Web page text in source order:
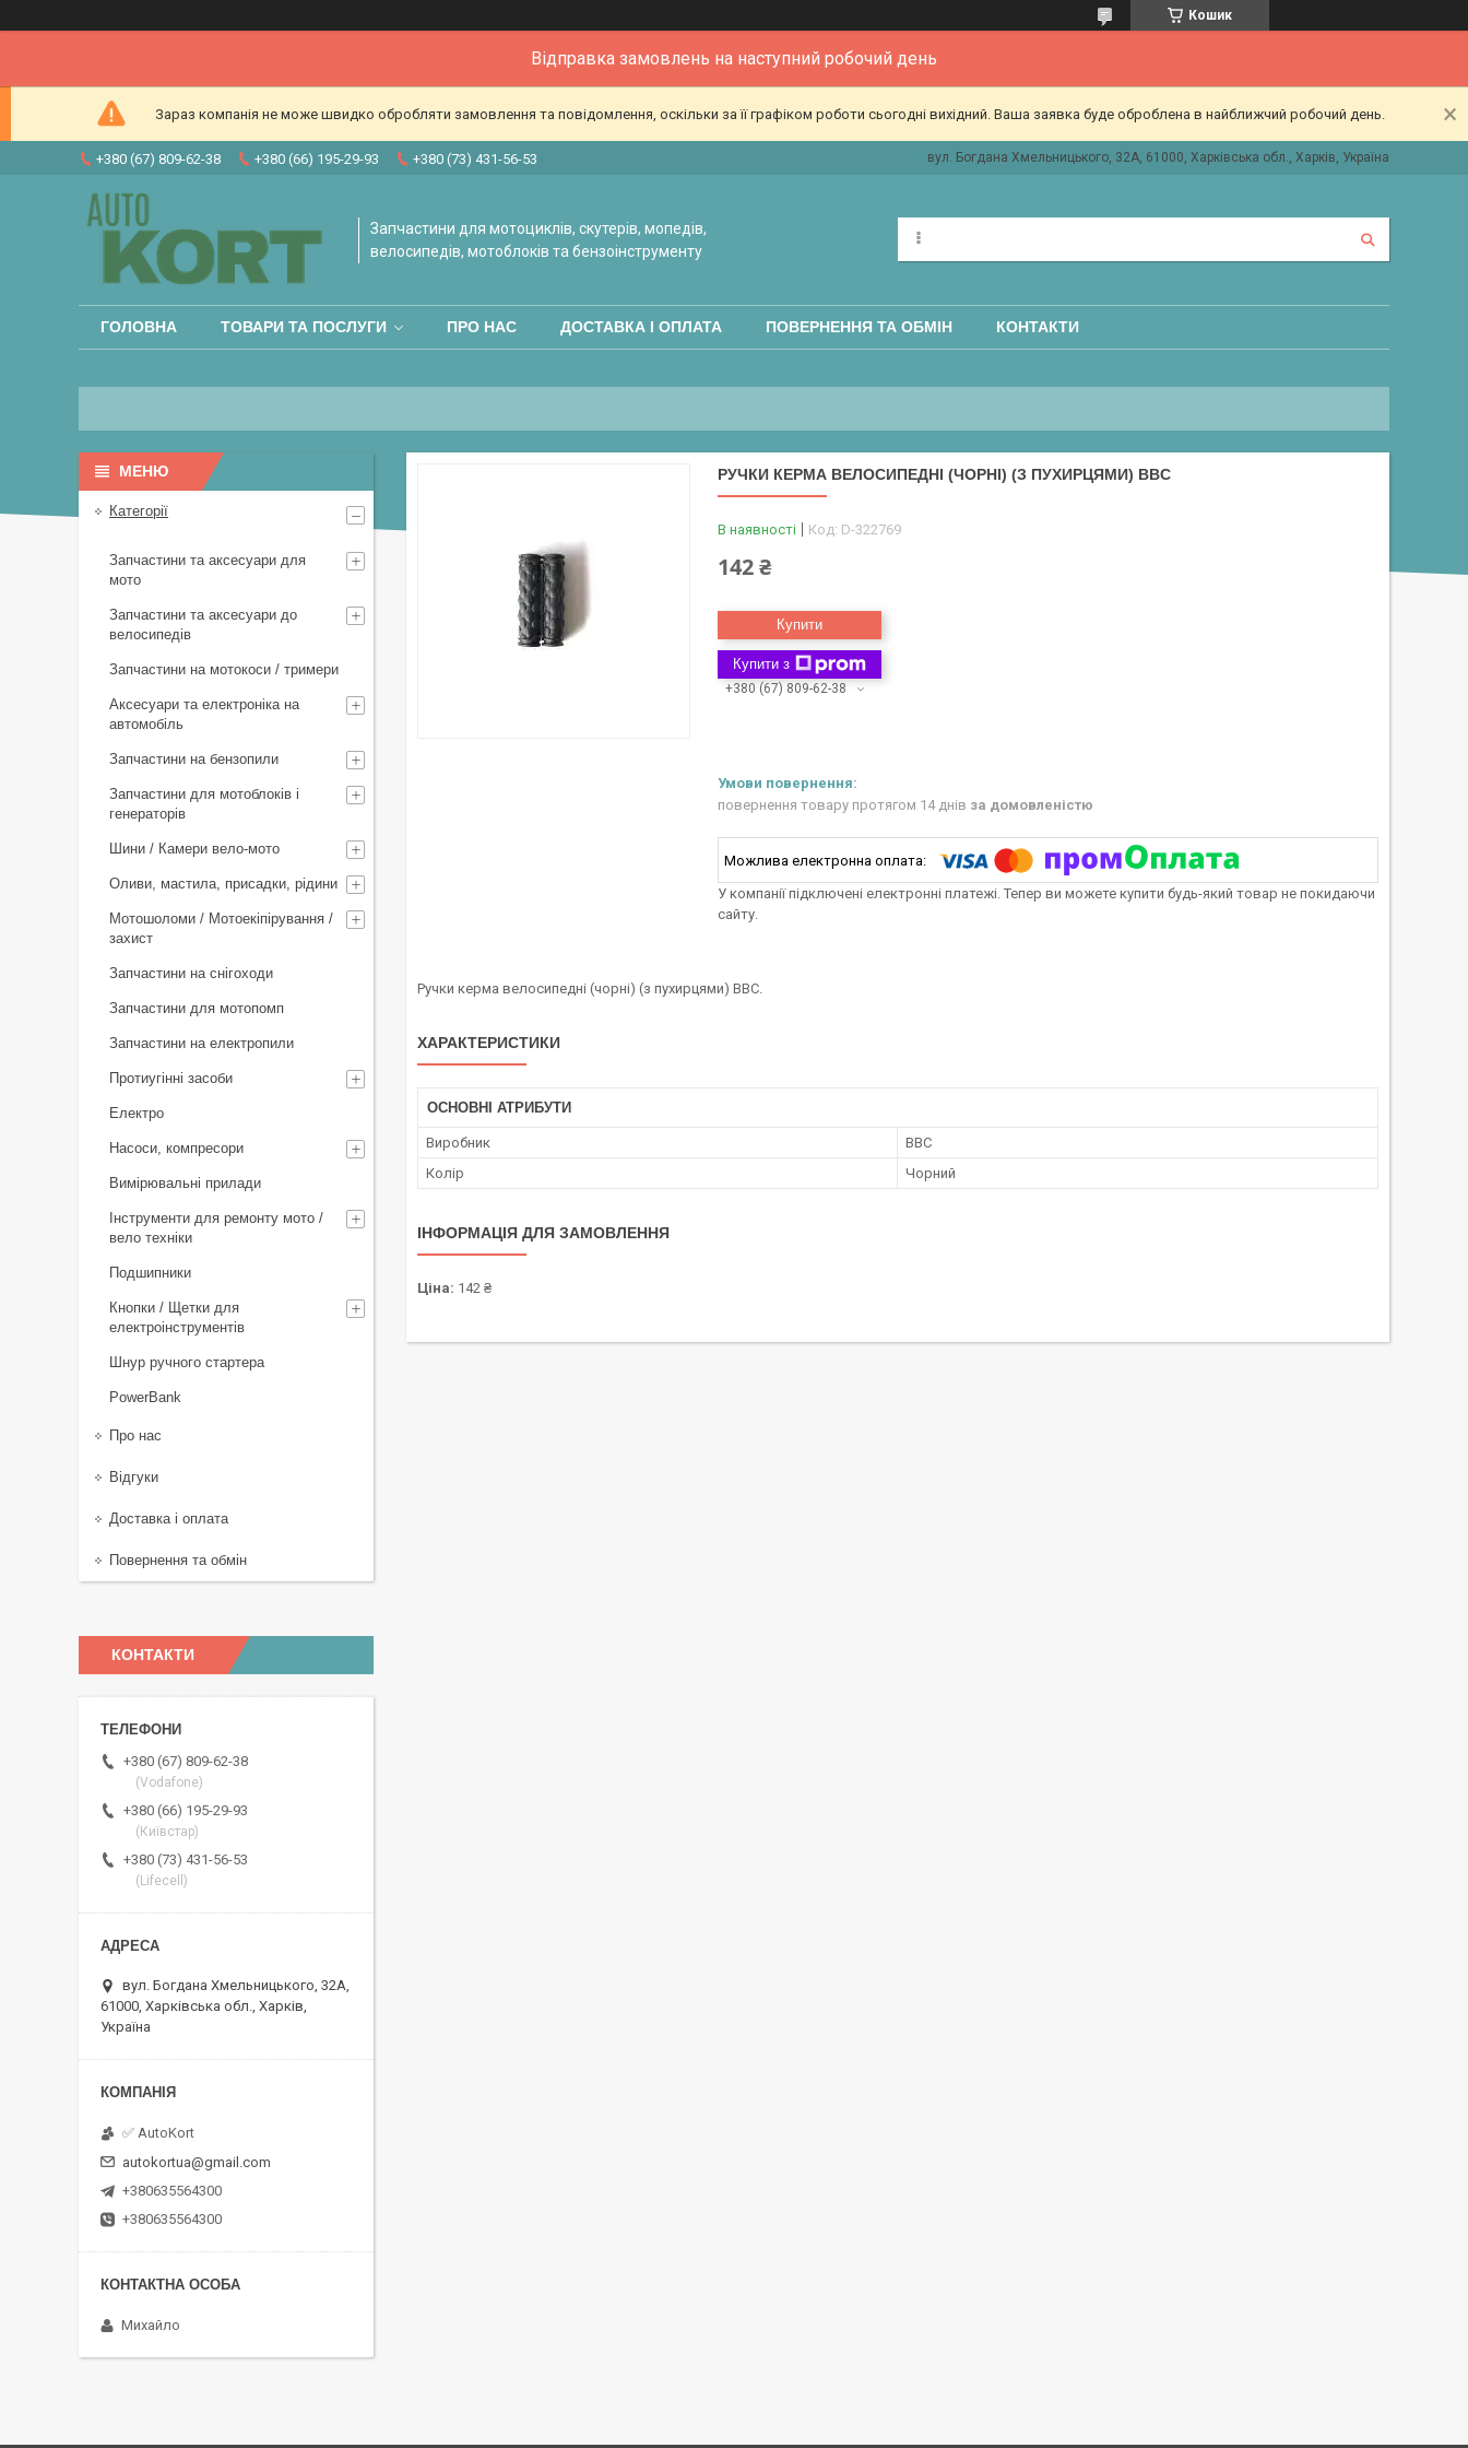
Кошик
Відправка замовлень на наступний робочий день
Зараз компанія не може швидко обробляти замовлення та повідомлення, оскільки за її графіком роботи сьогодні вихідний. Ваша заявка буде оброблена в найближчий робочий день.
+380 (67) 809-62-38 +380 (66) 195-29-93 +380 (73) 431-56-53 вул. Богдана Хмельницького, 32А, 61000, Харківська обл., Харків, Україна
Запчастини для мотоциклів, скутерів, мопедів,
велосипедів, мотоблоків та бензоінструменту
ГОЛОВНА ТОВАРИ ТА ПОСЛУГИ ПРО НАС ДОСТАВКА І ОПЛАТА ПОВЕРНЕННЯ ТА ОБМІН КОНТАКТИ
РУЧКИ КЕРМА ВЕЛОСИПЕДНІ (ЧОРНІ) (З ПУХИРЦЯМИ) BBC
В наявності Код: D-322769
142 ₴
Купити
Купити з
+380 (67) 809-62-38
повернення товару протягом 14 днів за домовленістю
У компанії підключені електронні платежі. Тепер ви можете купити будь-який товар не покидаючи
сайту.
Ручки керма велосипедні (чорні) (з пухирцями) BBC.
ХАРАКТЕРИСТИКИ
ОСНОВНІ АТРИБУТИ
Виробник
BBC
Колір
Чорний
ІНФОРМАЦІЯ ДЛЯ ЗАМОВЛЕННЯ
Ціна: 142 ₴
Категорії
Запчастини та аксесуари для
мото
Запчастини та аксесуари до
велосипедів
Запчастини на мотокоси / тримери
Аксесуари та електроніка на
автомобіль
Запчастини на бензопили
Запчастини для мотоблоків і
генераторів
Шини / Камери вело-мото
Оливи, мастила, присадки, рідини
Мотошоломи / Мотоекіпірування /
захист
Запчастини на снігоходи
Запчастини для мотопомп
Запчастини на електропили
Протиугінні засоби
Електро
Насоси, компресори
Вимірювальні прилади
Інструменти для ремонту мото /
вело техніки
Подшипники
Кнопки / Щетки для
електроінструментів
Шнур ручного стартера
PowerBank
Про нас
Відгуки
Доставка і оплата
Повернення та обмін
КОНТАКТИ
+380 (67) 809-62-38
(Vodafone)
+380 (66) 195-29-93
(Київстар)
+380 (73) 431-56-53
(Lifecell)
вул. Богдана Хмельницького, 32А,
61000, Харківська обл., Харків,
Україна
✅ AutoKort
autokortua@gmail.com
+380635564300
+380635564300
Михайло